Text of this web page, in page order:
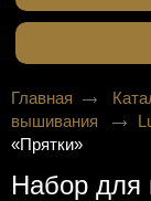
Главная
вышивания
«Прятки»
Набор для